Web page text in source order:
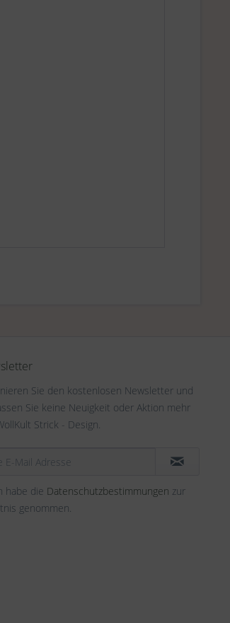
Sie den kostenlosen Newsletter und
Sie keine Neuigkeit oder Aktion mehr
Strick - Design.
habe die Datenschutzbestimmungen zur
genommen.